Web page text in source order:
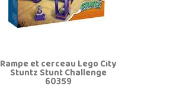
Rampe et cerceau Lego City
Stuntz Stunt Challenge
60359